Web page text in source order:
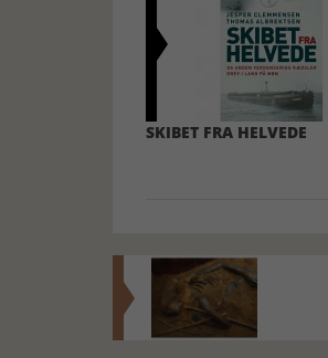
SKIBET FRA HELVEDE